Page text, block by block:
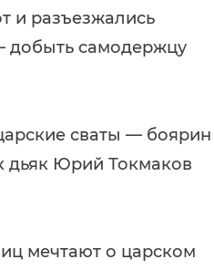
и разъезжались
добыть самодержцу
сваты — боярин
Юрий Токмаков
мечтают о царском